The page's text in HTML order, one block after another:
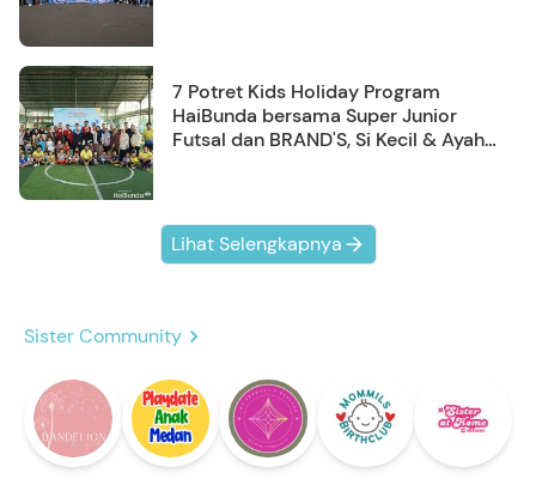
7 Potret Kids Holiday Program
HaiBunda bersama Super Junior
Futsal dan BRAND'S, Si Kecil & Ayah
Lihat Selengkapnya
Sister Community